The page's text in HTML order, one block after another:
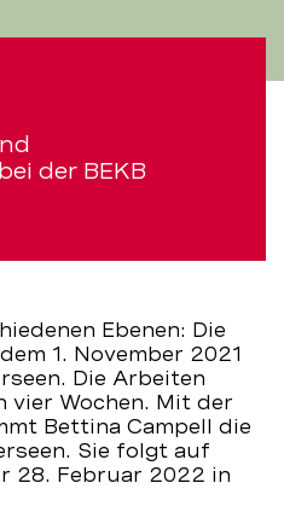
der BEKB
Ebenen: Die
1. November 2021
Die Arbeiten
vier Wochen. Mit der
Bettina Campell die
Sie folgt auf
28. Februar 2022 in